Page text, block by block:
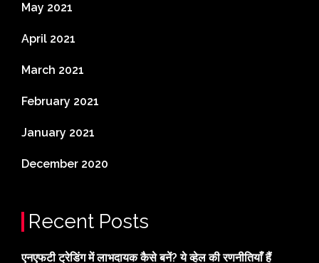
May 2021
April 2021
March 2021
February 2021
January 2021
December 2020
Recent Posts
एनएफटी ट्रेडिंग में लाभदायक कैसे बनें? ये व्हेल की रणनीतियाँ हैं